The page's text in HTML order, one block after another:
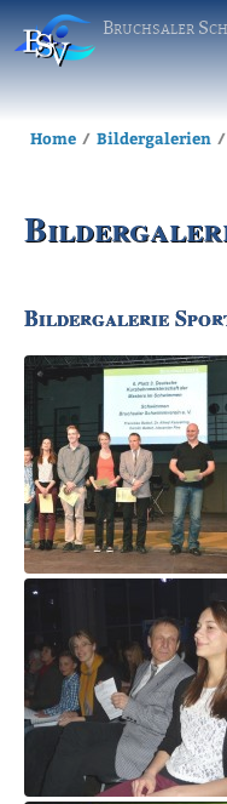
Bruchsaler
Home Bildergalerien
Bildergalerie